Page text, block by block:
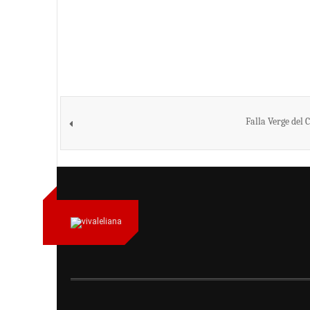
Falla Verge del